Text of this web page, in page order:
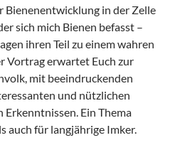
Bienenentwicklung in der Zelle
sich mich Bienen befasst –
ihren Teil zu einem wahren
Vortrag erwartet Euch zur
mit beeindruckenden
und nützlichen
Ein Thema
auch für langjährige Imker.